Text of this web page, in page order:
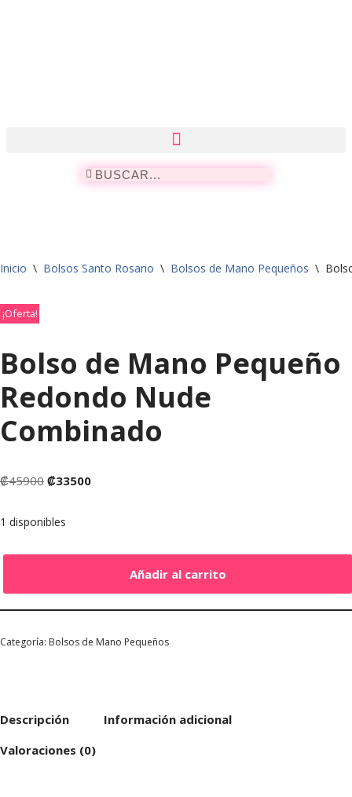
Inicio \ Bolsos Santo Rosario \ Bolsos de Mano Pequeños \
¡Oferta!
Bolso de Mano Pequeño
Redondo Nude
Combinado
₡45900 ₡33500
1 disponibles
Añadir al carrito
Categoría: Bolsos de Mano Pequeños
Descripción
Información adicional
Valoraciones (0)